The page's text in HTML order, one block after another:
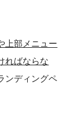
上部メニュー
ればならな
ンディングペ